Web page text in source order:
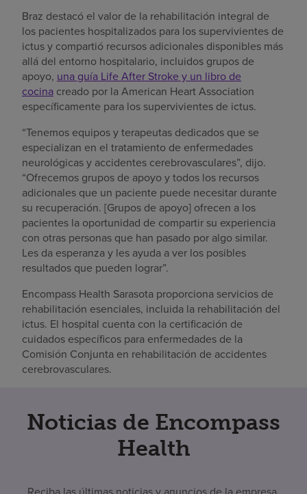
Braz destacó el valor de la rehabilitación integral de
los pacientes hospitalizados para los supervivientes de
ictus y compartió recursos adicionales disponibles más
allá del entorno hospitalario, incluidos grupos de
apoyo, una guía Life After Stroke y un libro de
cocina creado por la American Heart Association
específicamente para los supervivientes de ictus.
“Tenemos equipos y terapeutas dedicados que se
especializan en el tratamiento de enfermedades
neurológicas y accidentes cerebrovasculares”, dijo.
“Ofrecemos grupos de apoyo y todos los recursos
adicionales que un paciente puede necesitar durante
su recuperación. [Grupos de apoyo] ofrecen a los
pacientes la oportunidad de compartir su experiencia
con otras personas que han pasado por algo similar.
Les da esperanza y les ayuda a ver los posibles
resultados que pueden lograr”.
Encompass Health Sarasota proporciona servicios de
rehabilitación esenciales, incluida la rehabilitación del
ictus. El hospital cuenta con la certificación de
cuidados específicos para enfermedades de la
Comisión Conjunta en rehabilitación de accidentes
cerebrovasculares.
Noticias de Encompass
Health
Reciba las últimas noticias y anuncios de la empresa.